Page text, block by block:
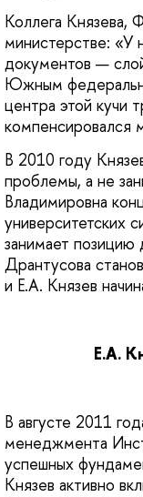
Коллега Князева,
министерстве: «У
документов —
Южным
центра этой кучи
компенсировался
В 2010 году
проблемы, а не
Владимировна
университетских
занимает позицию
Дрантусова
и Е.А. Князев
Е.А.
В августе 2011
менеджмента
успешных
Князев активно